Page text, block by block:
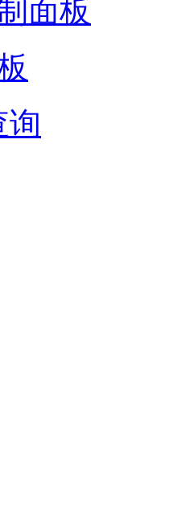
面板
询